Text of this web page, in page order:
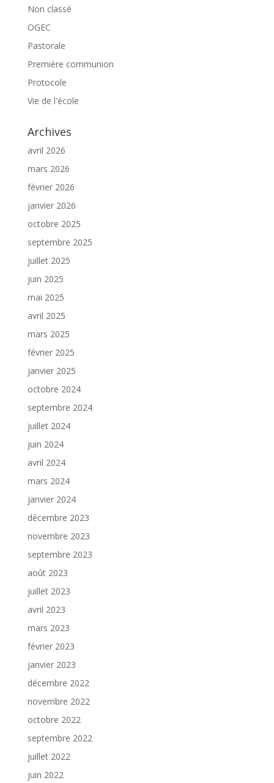
Non classé
OGEC
Pastorale
Première communion
Protocole
Vie de l'école
Archives
avril 2026
mars 2026
février 2026
janvier 2026
octobre 2025
septembre 2025
juillet 2025
juin 2025
mai 2025
avril 2025
mars 2025
février 2025
janvier 2025
octobre 2024
septembre 2024
juillet 2024
juin 2024
avril 2024
mars 2024
janvier 2024
décembre 2023
novembre 2023
septembre 2023
août 2023
juillet 2023
avril 2023
mars 2023
février 2023
janvier 2023
décembre 2022
novembre 2022
octobre 2022
septembre 2022
juillet 2022
juin 2022